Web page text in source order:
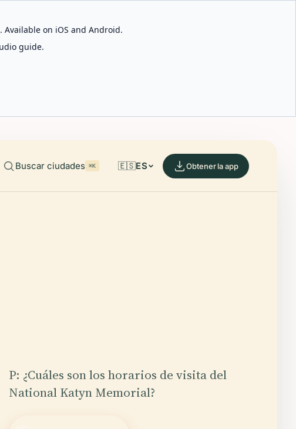
on iOS and Android.
guide.
Buscar ciudades ⌘K 🇪🇸ES Obtener la app
P: ¿Cuáles son los horarios de visita del
National Katyn Memorial?